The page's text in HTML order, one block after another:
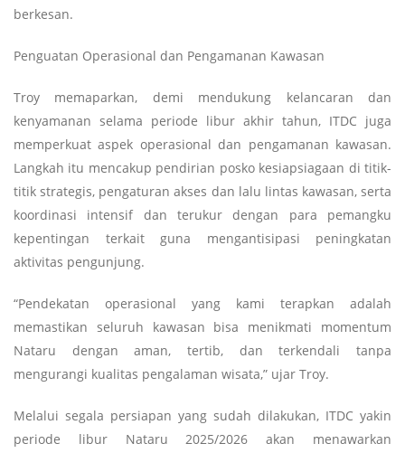
berkesan.
Penguatan Operasional dan Pengamanan Kawasan
Troy memaparkan, demi mendukung kelancaran dan
kenyamanan selama periode libur akhir tahun, ITDC juga
memperkuat aspek operasional dan pengamanan kawasan.
Langkah itu mencakup pendirian posko kesiapsiagaan di titik-
titik strategis, pengaturan akses dan lalu lintas kawasan, serta
koordinasi intensif dan terukur dengan para pemangku
kepentingan terkait guna mengantisipasi peningkatan
aktivitas pengunjung.
“Pendekatan operasional yang kami terapkan adalah
memastikan seluruh kawasan bisa menikmati momentum
Nataru dengan aman, tertib, dan terkendali tanpa
mengurangi kualitas pengalaman wisata,” ujar Troy.
Melalui segala persiapan yang sudah dilakukan, ITDC yakin
periode libur Nataru 2025/2026 akan menawarkan